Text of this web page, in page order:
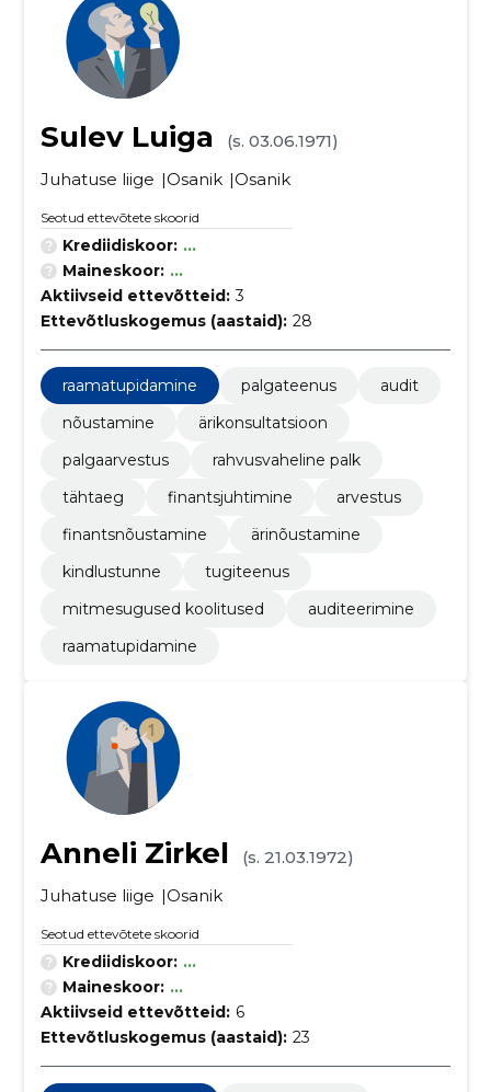
Sulev Luiga
(s. 03.06.1971)
Juhatuse liige
Osanik Osanik
Seotud ettevõtete skoorid
Krediidiskoor: ...
Maineskoor: ...
Aktiivseid ettevõtteid: 3
Ettevõtluskogemus (aastaid): 28
raamatupidamine palgateenus
audit
nõustamine
ärikonsultatsioon
palgaarvestus
rahvusvaheline palk
tähtaeg
finantsjuhtimine
arvestus
finantsnõustamine
ärinõustamine
kindlustunne
tugiteenus
mitmesugused koolitused
auditeerimine
raamatupidamine
Anneli Zirkel
(s. 21.03.1972)
Juhatuse liige
Osanik
Seotud ettevõtete skoorid
Krediidiskoor: ...
Maineskoor: ...
Aktiivseid ettevõtteid: 6
Ettevõtluskogemus (aastaid): 23